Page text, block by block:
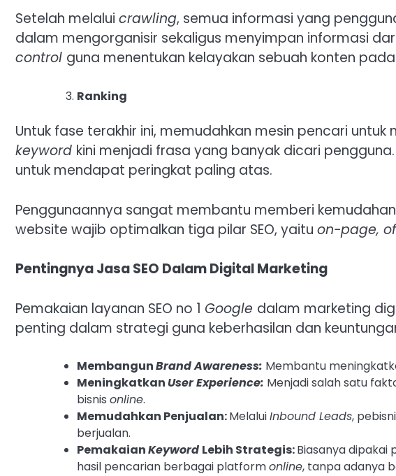
Setelah melalui crawling, semua informasi yang
dalam mengorganisir sekaligus menyimpan informasi
control guna menentukan kelayakan sebuah konten
Ranking
Untuk fase terakhir ini, memudahkan mesin pencari
keyword kini menjadi frasa yang banyak dicari
untuk mendapat peringkat paling atas.
Penggunaannya sangat membantu memberi
website wajib optimalkan tiga pilar SEO, yaitu on-page,
Pentingnya Jasa SEO Dalam Digital Marketing
Pemakaian layanan SEO no 1 Google dalam marketing
penting dalam strategi guna keberhasilan dan
MembangunBrand Awareness: Membantu
MeningkatkanUser Experience: Menjadi salah satu
bisnis online.
Memudahkan Penjualan:MelaluiInbound Leads,
berjualan.
PemakaianKeyword Lebih Strategis:Biasanya dipakai
hasil pencarian berbagai platformonline, tanpa adanya